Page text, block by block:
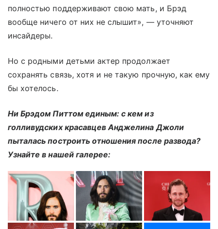
полностью поддерживают свою мать, и Брэд
вообще ничего от них не слышит», — уточняют
инсайдеры.
Но с родными детьми актер продолжает
сохранять связь, хотя и не такую прочную, как ему
бы хотелось.
Ни Брэдом Питтом единым: с кем из
голливудских красавцев Анджелина Джоли
пыталась построить отношения после развода?
Узнайте в нашей галерее: